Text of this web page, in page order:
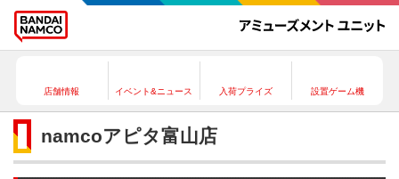
店舗情報 イベント&ニュース 入荷プライズ 設置ゲーム機
namcoアピタ富山店